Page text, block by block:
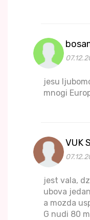
jesu
mnogi
VUK
jest vala,
ubova
a mozda
G nudi 80